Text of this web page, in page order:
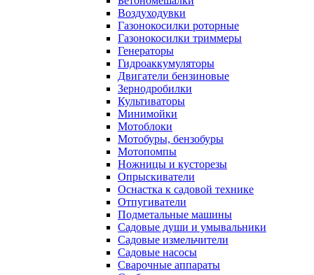
Воздуходувки
Газонокосилки роторные
Газонокосилки триммеры
Генераторы
Гидроаккумуляторы
Двигатели бензиновые
Зернодробилки
Культиваторы
Минимойки
Мотоблоки
Мотобуры, бензобуры
Мотопомпы
Ножницы и кусторезы
Опрыскиватели
Оснастка к садовой технике
Отпугиватели
Подметальные машины
Садовые души и умывальники
Садовые измельчители
Садовые насосы
Сварочные аппараты